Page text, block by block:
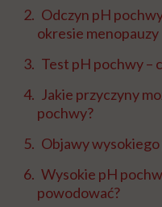
Odczyn pH
okresie menopauzy
Test pH pochwy –
Jakie przyczyny
pochwy?
Objawy
Wysokie pH
powodować?